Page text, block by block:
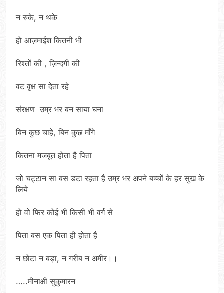
न रुके, न थके
हो आज़माईश कितनी भी
रिश्तों की , ज़िन्दगी की
वट वृक्ष सा देता रहे
संरक्षण उम्र भर बन साया घना
बिन कुछ चाहे, बिन कुछ माँगे
कितना मजबूत होता है पिता
जो चट्टान सा बस डटा रहता है उम्र भर अपने बच्चों के हर सुख के
लिये
हो वो फिर कोई भी किसी भी वर्ग से
पिता बस एक पिता ही होता है
न छोटा न बड़ा, न गरीब न अमीर।।
…..मीनाक्षी सुकुमारन